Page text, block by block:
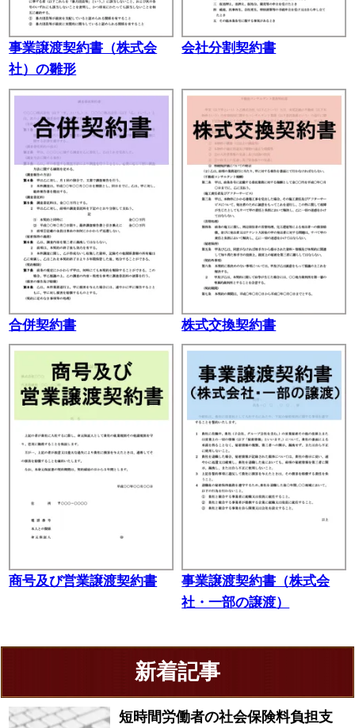
事業譲渡契約書（株式会
社）の雛形
会社分割契約書
合併契約書 株式交換契約書
商号及び営業譲渡契約書
事業譲渡契約書（株式会
社・一部の譲渡）
新着記事
短時間労働者の社会保険料負担支